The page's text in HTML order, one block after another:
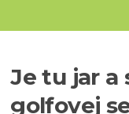
Je tu jar a
golfovej